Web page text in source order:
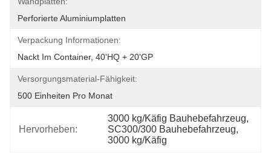
Perforierte Aluminiumplatten
Verpackung Informationen:
Nackt Im Container, 40'HQ + 20'GP
Versorgungsmaterial-Fähigkeit:
500 Einheiten Pro Monat
Hervorheben:
3000 kg/Käfig Bauhebefahrzeug
SC300/300 Bauhebefahrzeug,
3000 kg/Käfig